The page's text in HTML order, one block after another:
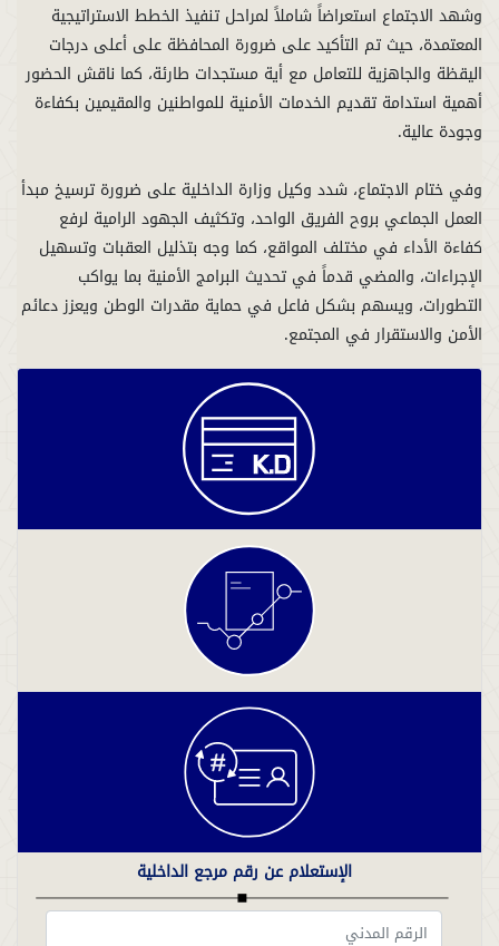
وشهد الاجتماع استعراضاً شاملاً لمراحل تنفيذ الخطط الاستراتيجية
المعتمدة، حيث تم التأكيد على ضرورة المحافظة على أعلى درجات
اليقظة والجاهزية للتعامل مع أية مستجدات طارئة، كما ناقش الحضور
أهمية استدامة تقديم الخدمات الأمنية للمواطنين والمقيمين بكفاءة
وفي ختام الاجتماع، شدد وكيل وزارة الداخلية على ضرورة ترسيخ مبدأ
العمل الجماعي بروح الفريق الواحد، وتكثيف الجهود الرامية لرفع
كفاءة الأداء في مختلف المواقع، كما وجه بتذليل العقبات وتسهيل
الإجراءات، والمضي قدماً في تحديث البرامج الأمنية بما يواكب
التطورات، ويسهم بشكل فاعل في حماية مقدرات الوطن ويعزز دعائم
الأمن والاستقرار في المجتمع.
الإستعلام عن رقم مرجع الداخلية